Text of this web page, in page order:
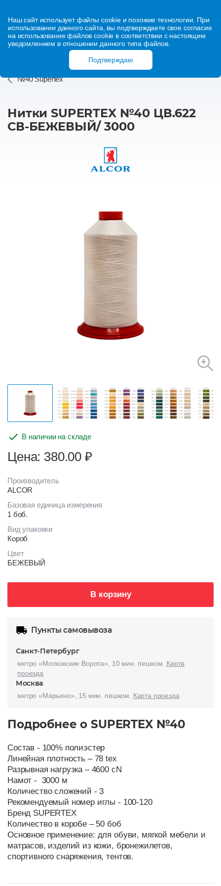
Наш сайт использует файлы cookie и похожие технологии. При
использовании данного сайта, вы подтверждаете свое согласие
на использование файлов cookie в соответствии с настоящим
уведомлением в отношении данного типа файлов.
Подтверждаю
№40 Supertex
Нитки SUPERTEX №40 ЦВ.622
СВ-БЕЖЕВЫЙ/ 3000
В наличии на складе
Цена: 380.00 ₽
Производитель
ALCOR
Базовая единица измерения
1 боб.
Вид упаковки
Короб
Цвет
БЕЖЕВЫЙ
В корзину
Пункты самовывоза
Санкт-Петербург
метро «Московские Ворота», 10 мин. пешком. Карта
проезда
Москва
метро «Марьино», 15 мин. пешком. Карта проезда
Подробнее о SUPERTEX №40
Состав - 100% полиэстер
Линейная плотность – 78 tex
Разрывная нагрузка – 4600 cN
Намот - 3000 м
Количество сложений - 3
Рекомендуемый номер иглы - 100-120
Бренд SUPERTEX
Количество в коробе – 50 боб
Основное применение: для обуви, мягкой мебели и
матрасов, изделий из кожи, бронежилетов,
спортивного снаряжения, тентов.